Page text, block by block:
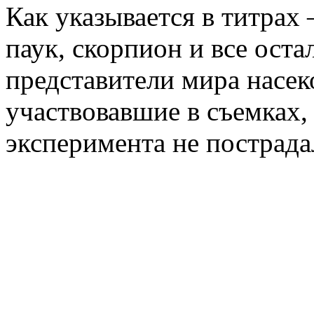
Как указывается в
паук, скорпион и все
представители мира
участвовавшие в съемках,
эксперимента не